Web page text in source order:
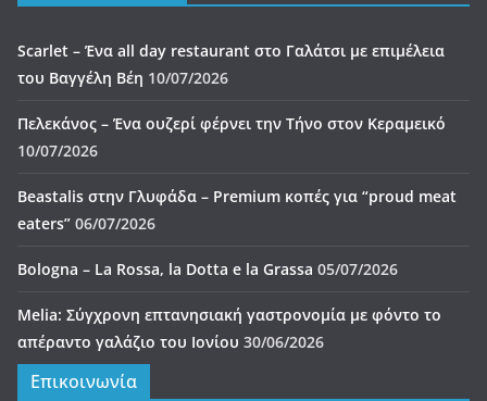
Scarlet – Ένα all day restaurant στο Γαλάτσι με επιμέλεια
του Βαγγέλη Βέη 10/07/2026
Πελεκάνος – Ένα ουζερί φέρνει την Τήνο στον Κεραμεικό
10/07/2026
Beastalis στην Γλυφάδα – Premium κοπές για “proud meat
eaters” 06/07/2026
Bologna – La Rossa, la Dotta e la Grassa 05/07/2026
Melia: Σύγχρονη επτανησιακή γαστρονομία με φόντο το
απέραντο γαλάζιο του Ιονίου 30/06/2026
Επικοινωνία